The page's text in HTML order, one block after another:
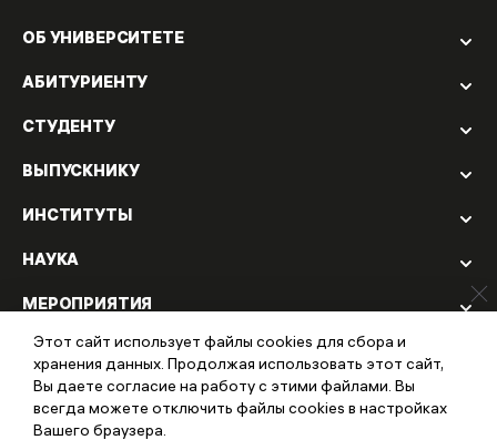
ОБ УНИВЕРСИТЕТЕ
АБИТУРИЕНТУ
СТУДЕНТУ
ВЫПУСКНИКУ
ИНСТИТУТЫ
НАУКА
МЕРОПРИЯТИЯ
ЦЕНТРЫ ПРАКТИЧЕСКОЙ ПОМОЩИ
ИЗДАТЕЛЬСТВО МУППИ
© 2022 Международный университет психолого-
Этот сайт использует файлы cookies для сбора и
хранения данных. Продолжая использовать этот сайт,
Вы даете согласие на работу с этими файлами. Вы
всегда можете отключить файлы cookies в настройках
Вашего браузера.